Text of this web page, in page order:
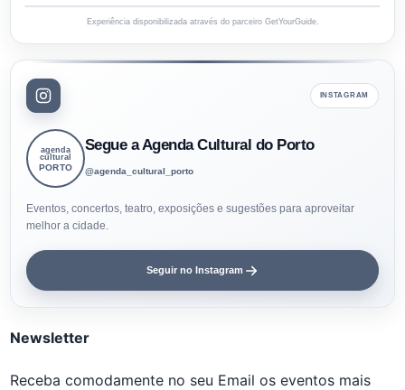
Experiência disponibilizada através do parceiro GetYourGuide.
INSTAGRAM
agenda
cultural
PORTO
Segue a Agenda Cultural do Porto
@agenda_cultural_porto
Eventos, concertos, teatro, exposições e sugestões para aproveitar
melhor a cidade.
Seguir no Instagram
Newsletter
Receba comodamente no seu Email os eventos mais